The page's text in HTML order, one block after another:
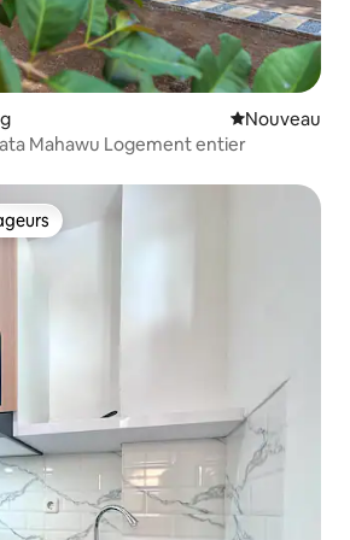
Nouvel
Nouveau
Vue du Pondok Wisata Mahawu Logement entier